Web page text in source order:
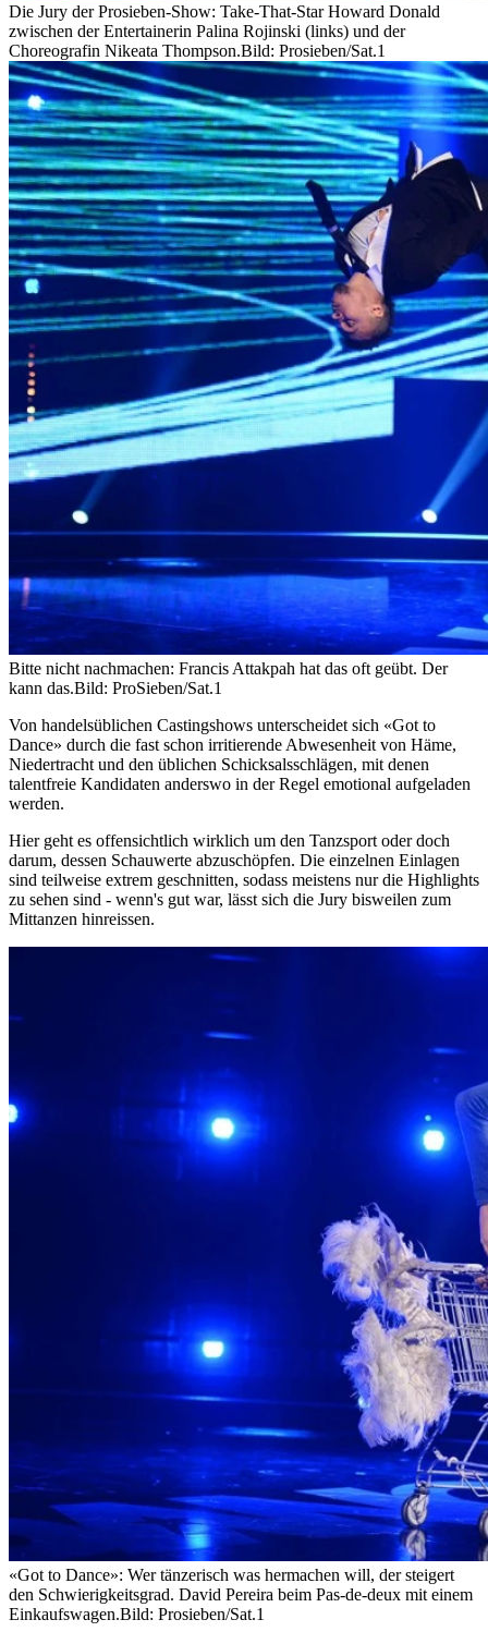
Die Jury der Prosieben-Show: Take-That-Star Howard Donald
zwischen der Entertainerin Palina Rojinski (links) und der
Choreografin Nikeata Thompson.Bild: Prosieben/Sat.1
Bitte nicht nachmachen: Francis Attakpah hat das oft geübt. Der
kann das.Bild: ProSieben/Sat.1
Von handelsüblichen Castingshows unterscheidet sich «Got to
Dance» durch die fast schon irritierende Abwesenheit von Häme,
Niedertracht und den üblichen Schicksalsschlägen, mit denen
talentfreie Kandidaten anderswo in der Regel emotional aufgeladen
werden.
Hier geht es offensichtlich wirklich um den Tanzsport oder doch
darum, dessen Schauwerte abzuschöpfen. Die einzelnen Einlagen
sind teilweise extrem geschnitten, sodass meistens nur die Highlights
zu sehen sind - wenn's gut war, lässt sich die Jury bisweilen zum
Mittanzen hinreissen.
«Got to Dance»: Wer tänzerisch was hermachen will, der steigert
den Schwierigkeitsgrad. David Pereira beim Pas-de-deux mit einem
Einkaufswagen.Bild: Prosieben/Sat.1